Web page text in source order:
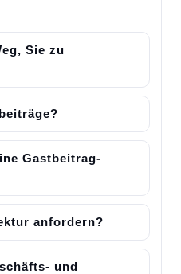
Sie zu
Gastbeitrag-
anfordern?
und